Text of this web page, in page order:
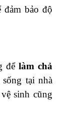
đảm bảo độ
đểlàm chả
tại nhà
sinh cũng